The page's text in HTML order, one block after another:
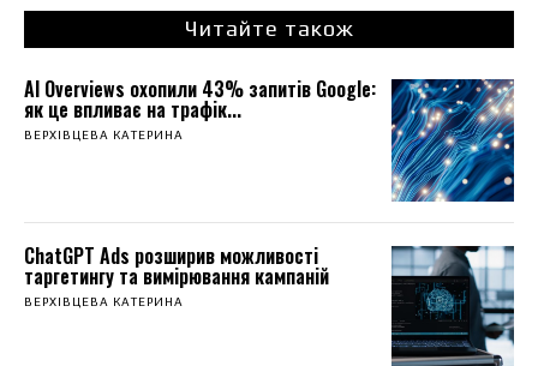
Читайте також
AI Overviews охопили 43% запитів Google:
як це впливає на трафік...
ВЕРХІВЦЕВА КАТЕРИНА
ChatGPT Ads розширив можливості
таргетингу та вимірювання кампаній
ВЕРХІВЦЕВА КАТЕРИНА